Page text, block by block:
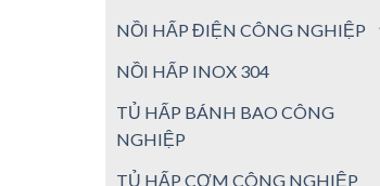
NỒI HẤP ĐIỆN CÔNG NGHIỆP
NỒI HẤP INOX 304
TỦ HẤP BÁNH BAO CÔNG
NGHIỆP
TỦ HẤP CƠM CÔNG NGHIỆP